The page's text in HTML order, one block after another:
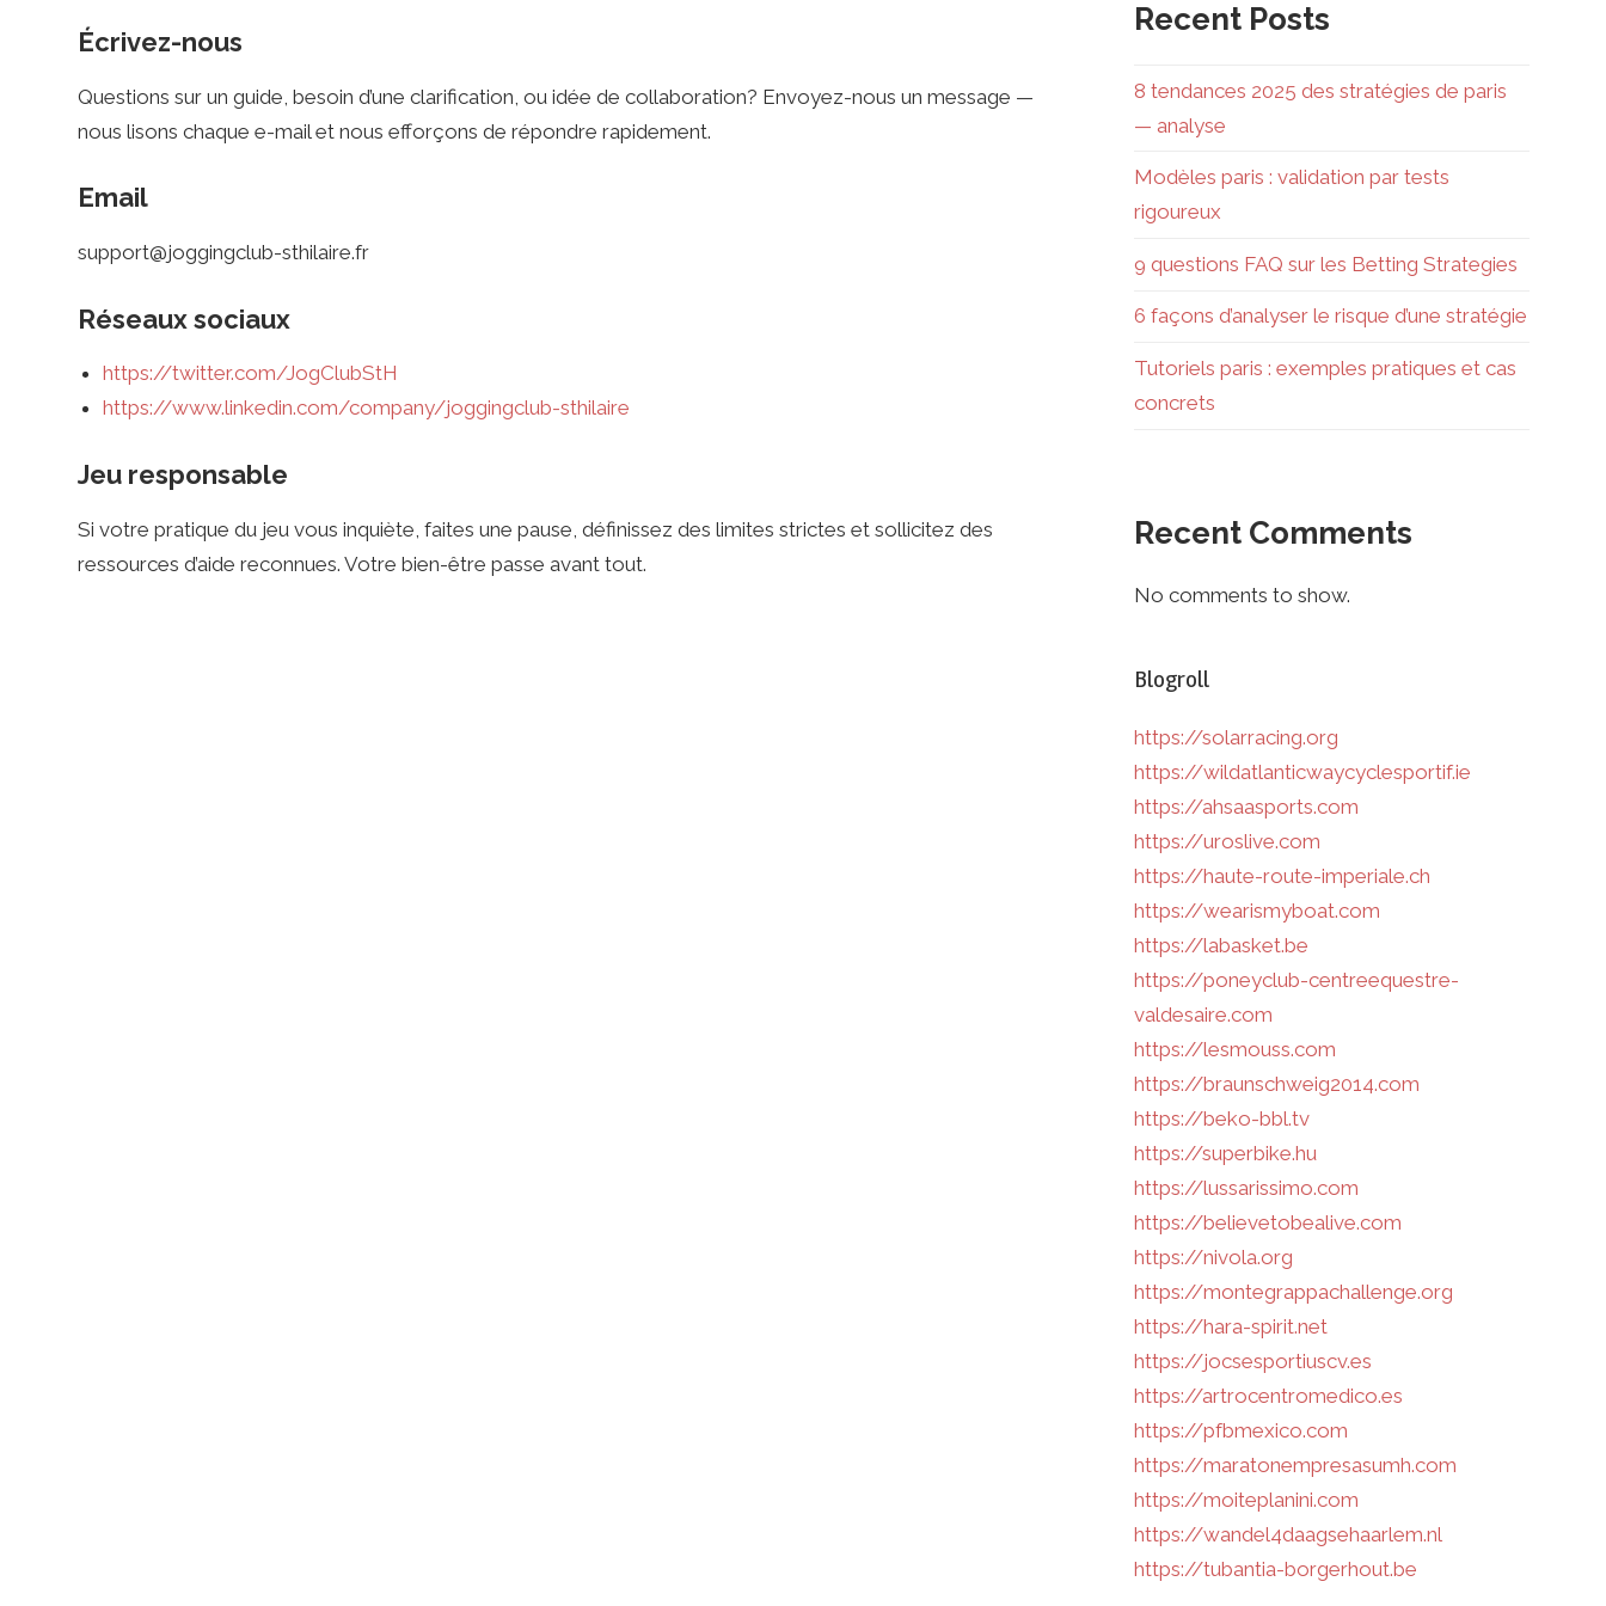
i
n
g
C
l
u
b
-
Écrivez-nous
Questions sur un guide, besoin d’une clarification, ou idée de collaboration? Envoyez-nous un message —
nous lisons chaque e-mail et nous efforçons de répondre rapidement.
Email
support@joggingclub-sthilaire.fr
Réseaux sociaux
https://twitter.com/JogClubStH
https://www.linkedin.com/company/joggingclub-sthilaire
Jeu responsable
Si votre pratique du jeu vous inquiète, faites une pause, définissez des limites strictes et sollicitez des
ressources d’aide reconnues. Votre bien-être passe avant tout.
Recent Posts
8 tendances 2025 des stratégies de paris
— analyse
Modèles paris : validation par tests
rigoureux
9 questions FAQ sur les Betting Strategies
6 façons d’analyser le risque d’une stratégie
Tutoriels paris : exemples pratiques et cas
concrets
Recent Comments
No comments to show.
Blogroll
https://solarracing.org
https://wildatlanticwaycyclesportif.ie
https://ahsaasports.com
https://uroslive.com
https://haute-route-imperiale.ch
https://wearismyboat.com
https://labasket.be
https://poneyclub-centreequestre-
valdesaire.com
https://lesmouss.com
https://braunschweig2014.com
https://beko-bbl.tv
https://superbike.hu
https://lussarissimo.com
https://believetobealive.com
https://nivola.org
https://montegrappachallenge.org
https://hara-spirit.net
https://jocsesportiuscv.es
https://artrocentromedico.es
https://pfbmexico.com
https://maratonempresasumh.com
https://moiteplanini.com
https://wandel4daagsehaarlem.nl
https://tubantia-borgerhout.be